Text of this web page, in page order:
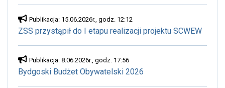
Publikacja: 15.06.2026r., godz. 12:12
ZSS przystąpił do I etapu realizacji projektu SCWEW
Publikacja: 8.06.2026r., godz. 17:56
Bydgoski Budżet Obywatelski 2026